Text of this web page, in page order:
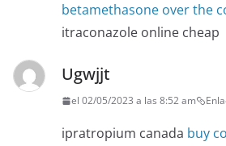
betamethasone over the
itraconazole online cheap
Ugwjjt
el 02/05/2023 a las 8:52 am
ipratropium canada buy